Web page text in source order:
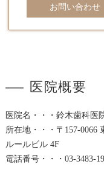
お問い合わせ
医院概要
医院名・・・鈴木歯科医
所在地・・・〒157-0066
ルールビル 4F
電話番号・・・03-3483-